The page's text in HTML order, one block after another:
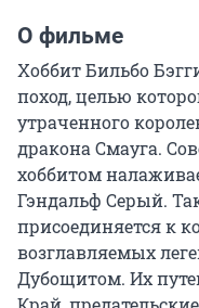
О фильме
Хоббит Бильбо
поход, целью
утраченного
дракона Смауга.
хоббитом
Гэндальф Серый.
присоединяется к
возглавляемых
Дубощитом. Их